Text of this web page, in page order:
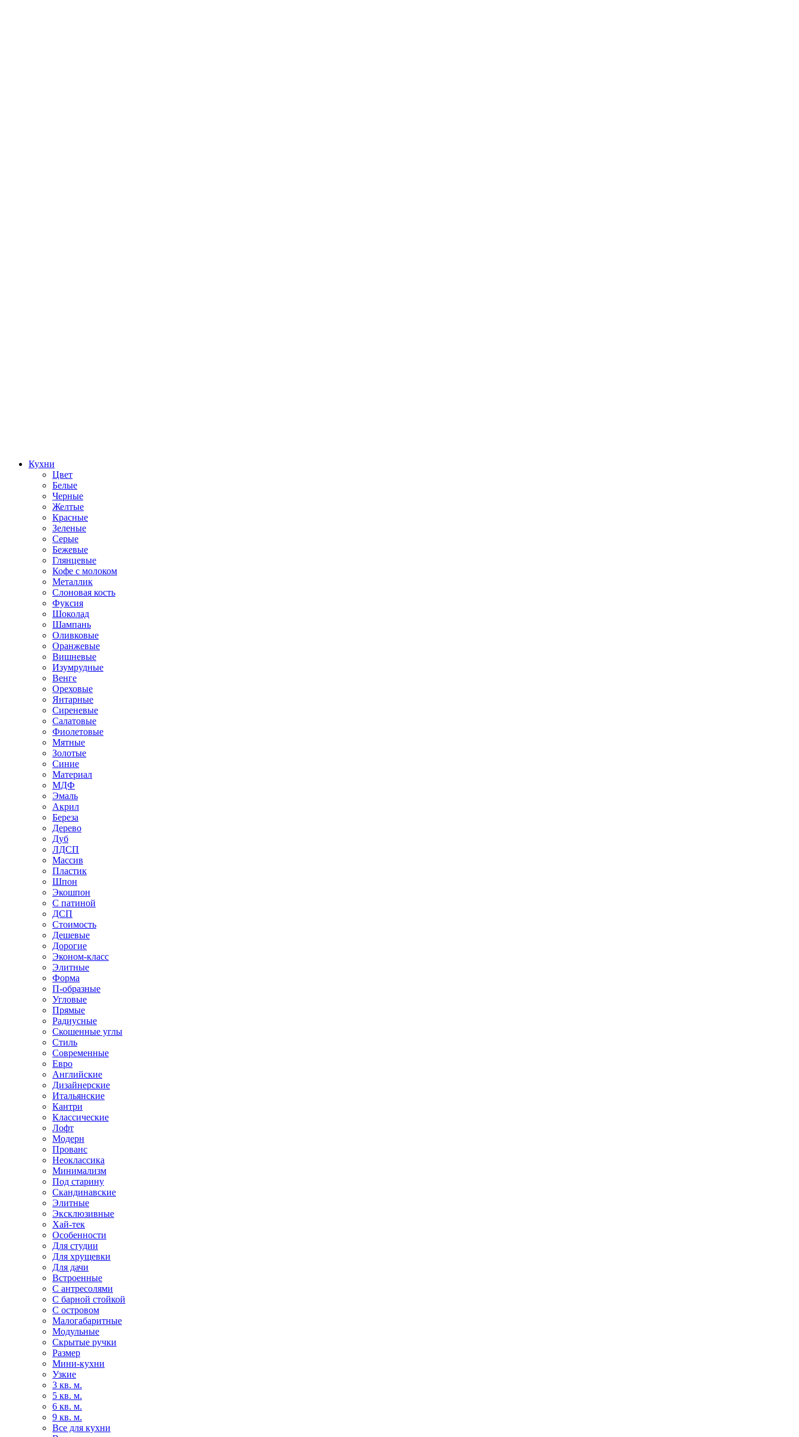
Кухни
Цвет
Белые
Черные
Желтые
Красные
Зеленые
Серые
Бежевые
Глянцевые
Кофе с молоком
Металлик
Слоновая кость
Фуксия
Шоколад
Шампань
Оливковые
Оранжевые
Вишневые
Изумрудные
Венге
Ореховые
Янтарные
Сиреневые
Салатовые
Фиолетовые
Мятные
Золотые
Синие
Материал
МДФ
Эмаль
Акрил
Береза
Дерево
Дуб
ЛДСП
Массив
Пластик
Шпон
Экошпон
С патиной
ДСП
Стоимость
Дешевые
Дорогие
Эконом-класс
Элитные
Форма
П-образные
Угловые
Прямые
Радиусные
Скошенные углы
Стиль
Современные
Евро
Английские
Дизайнерские
Итальянские
Кантри
Классические
Лофт
Модерн
Прованс
Неоклассика
Минимализм
Под старину
Скандинавские
Элитные
Эксклюзивные
Хай-тек
Особенности
Для студии
Для хрущевки
Для дачи
Встроенные
С антресолями
С барной стойкой
С островом
Малогабаритные
Модульные
Скрытые ручки
Размер
Мини-кухни
Узкие
3 кв. м.
5 кв. м.
6 кв. м.
9 кв. м.
Все для кухни